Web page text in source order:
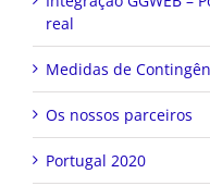
real
Medidas de
Os nossos parceiros
Portugal 2020